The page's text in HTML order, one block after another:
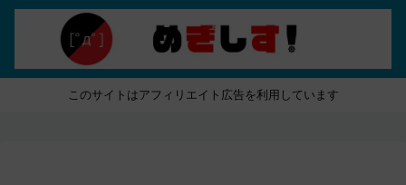
このサイトはアフィリエイト広告を利用しています